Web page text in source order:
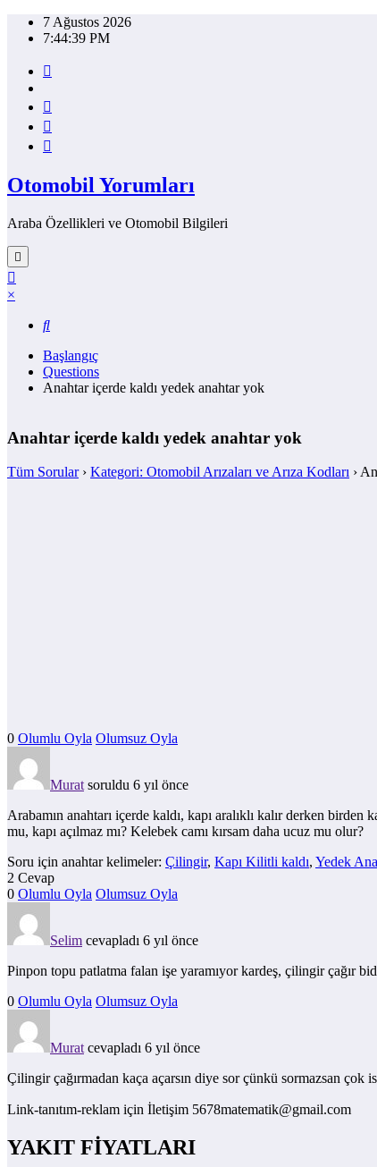
İçeriğe7 Ağustos 2026
7:44:40 PM
Otomobil Yorumları
Araba Özellikleri ve Otomobil Bilgileri
×
Başlangıç
Questions
Anahtar içerde kaldı yedek anahtar yok
Anahtar içerde kaldı yedek anahtar yok
Tüm Sorular› Kategori: Otomobil Arızaları ve Arıza Kodları ›
0 Olumlu Oyla Olumsuz Oyla
Murat soruldu 6 yıl önce
Arabamın anahtarı içerde kaldı, kapı aralıklı kalır derken
mu, kapı açılmaz mı? Kelebek camı kırsam daha ucuz mu olur?
Soru için anahtar kelimeler: Çilingir, Kapı Kilitli kaldı, Yedek
2 Cevap
0 Olumlu Oyla Olumsuz Oyla
Selim cevapladı 6 yıl önce
Pinpon topu patlatma falan işe yaramıyor kardeş, çilingir çağır
0 Olumlu Oyla Olumsuz Oyla
Murat cevapladı 6 yıl önce
Çilingir çağırmadan kaça açarsın diye sor çünkü sormazsan çok
Link-tanıtım-reklam için İletişim 5678matematik@gmail.com
YAKIT FİYATLARI